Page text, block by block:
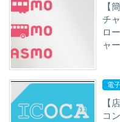
【
チ
ロ
ャ
電
【
コ